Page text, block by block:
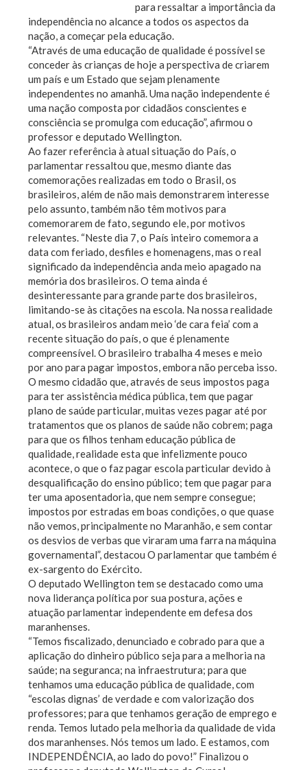
para ressaltar a importância da
independência no alcance a todos os aspectos da
nação, a começar pela educação.
“Através de uma educação de qualidade é possível se
conceder às crianças de hoje a perspectiva de criarem
um país e um Estado que sejam plenamente
independentes no amanhã. Uma nação independente é
uma nação composta por cidadãos conscientes e
consciência se promulga com educação”, afirmou o
professor e deputado Wellington.
Ao fazer referência à atual situação do País, o
parlamentar ressaltou que, mesmo diante das
comemorações realizadas em todo o Brasil, os
brasileiros, além de não mais demonstrarem interesse
pelo assunto, também não têm motivos para
comemorarem de fato, segundo ele, por motivos
relevantes. “Neste dia 7, o País inteiro comemora a
data com feriado, desfiles e homenagens, mas o real
significado da independência anda meio apagado na
memória dos brasileiros. O tema ainda é
desinteressante para grande parte dos brasileiros,
limitando-se às citações na escola. Na nossa realidade
atual, os brasileiros andam meio ‘de cara feia’ com a
recente situação do país, o que é plenamente
compreensível. O brasileiro trabalha 4 meses e meio
por ano para pagar impostos, embora não perceba isso.
O mesmo cidadão que, através de seus impostos paga
para ter assistência médica pública, tem que pagar
plano de saúde particular, muitas vezes pagar até por
tratamentos que os planos de saúde não cobrem; paga
para que os filhos tenham educação pública de
qualidade, realidade esta que infelizmente pouco
acontece, o que o faz pagar escola particular devido à
desqualificação do ensino público; tem que pagar para
ter uma aposentadoria, que nem sempre consegue;
impostos por estradas em boas condições, o que quase
não vemos, principalmente no Maranhão, e sem contar
os desvios de verbas que viraram uma farra na máquina
governamental”, destacou O parlamentar que também é
ex-sargento do Exército.
O deputado Wellington tem se destacado como uma
nova liderança política por sua postura, ações e
atuação parlamentar independente em defesa dos
maranhenses.
“Temos fiscalizado, denunciado e cobrado para que a
aplicação do dinheiro público seja para a melhoria na
saúde; na seguranca; na infraestrutura; para que
tenhamos uma educação pública de qualidade, com
“escolas dignas’ de verdade e com valorização dos
professores; para que tenhamos geração de emprego e
renda. Temos lutado pela melhoria da qualidade de vida
dos maranhenses. Nós temos um lado. E estamos, com
INDEPENDÊNCIA, ao lado do povo!” Finalizou o